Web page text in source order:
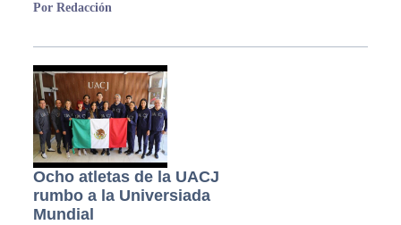
Por Redacción
Ocho atletas de la UACJ
rumbo a la Universiada
Mundial